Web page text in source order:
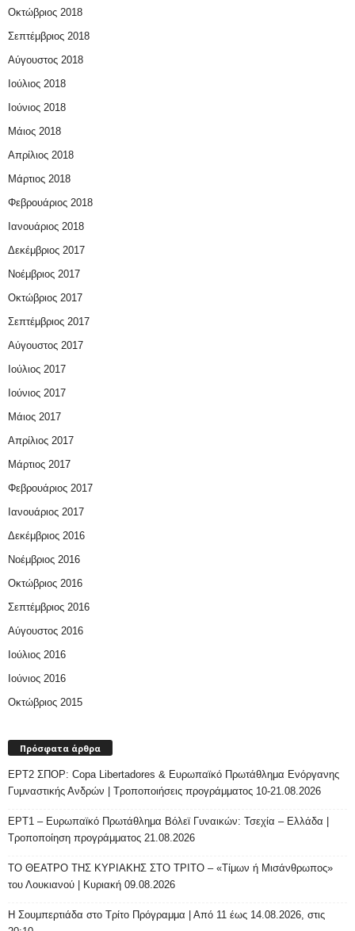
Οκτώβριος 2018
Σεπτέμβριος 2018
Αύγουστος 2018
Ιούλιος 2018
Ιούνιος 2018
Μάιος 2018
Απρίλιος 2018
Μάρτιος 2018
Φεβρουάριος 2018
Ιανουάριος 2018
Δεκέμβριος 2017
Νοέμβριος 2017
Οκτώβριος 2017
Σεπτέμβριος 2017
Αύγουστος 2017
Ιούλιος 2017
Ιούνιος 2017
Μάιος 2017
Απρίλιος 2017
Μάρτιος 2017
Φεβρουάριος 2017
Ιανουάριος 2017
Δεκέμβριος 2016
Νοέμβριος 2016
Οκτώβριος 2016
Σεπτέμβριος 2016
Αύγουστος 2016
Ιούλιος 2016
Ιούνιος 2016
Οκτώβριος 2015
Πρόσφατα άρθρα
ΕΡΤ2 ΣΠΟΡ: Copa Libertadores & Ευρωπαϊκό Πρωτάθλημα Ενόργανης
Γυμναστικής Ανδρών | Τροποποιήσεις προγράμματος 10-21.08.2026
ΕΡΤ1 – Ευρωπαϊκό Πρωτάθλημα Βόλεϊ Γυναικών: Τσεχία – Ελλάδα |
Τροποποίηση προγράμματος 21.08.2026
ΤΟ ΘΕΑΤΡΟ ΤΗΣ ΚΥΡΙΑΚΗΣ ΣΤΟ ΤΡΙΤΟ – «Τίμων ή Μισάνθρωπος»
του Λουκιανού | Κυριακή 09.08.2026
H Σουμπερτιάδα στο Τρίτο Πρόγραμμα | Από 11 έως 14.08.2026, στις